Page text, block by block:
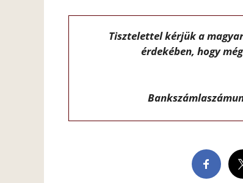
Tisztelettel kérjük a
érdekében, hogy